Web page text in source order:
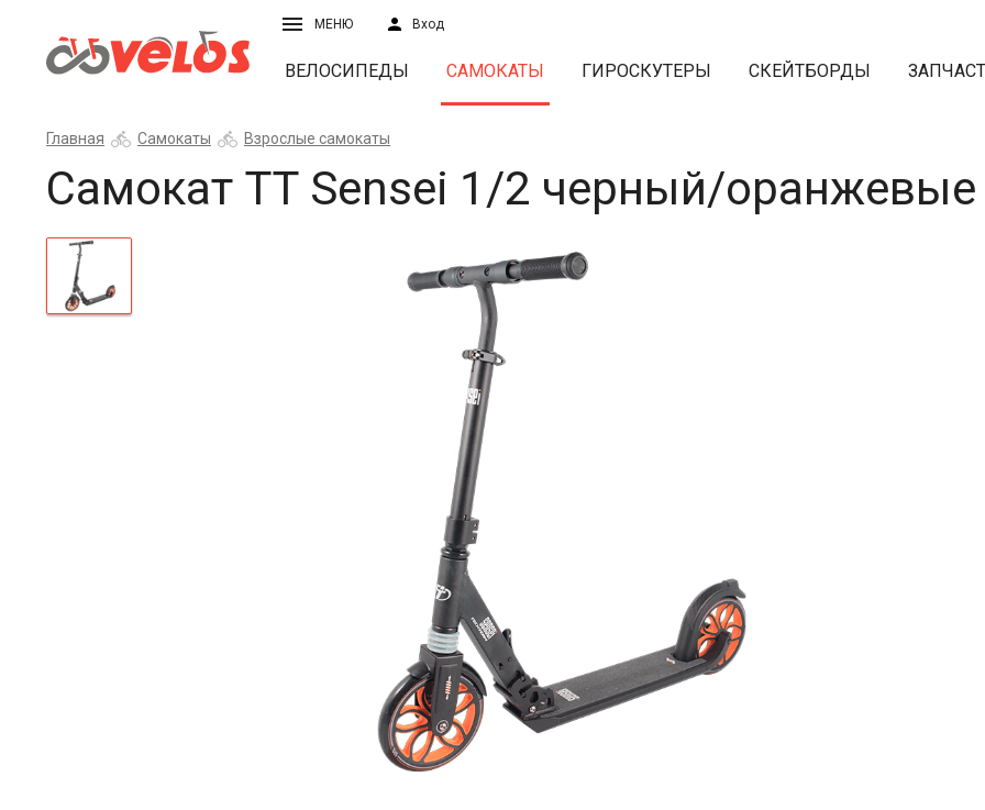
МЕНЮ Вход
ВЕЛОСИПЕДЫ САМОКАТЫ ГИРОСКУТЕРЫ СКЕЙТБОРДЫ
Главная Самокаты Взрослые самокаты
Самокат ТТ Sensei 1/2 черный/оранжевые